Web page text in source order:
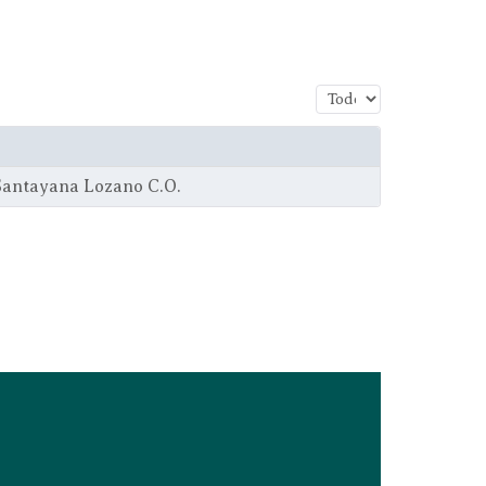
Cantidad a mostrar
Lozano C.O.